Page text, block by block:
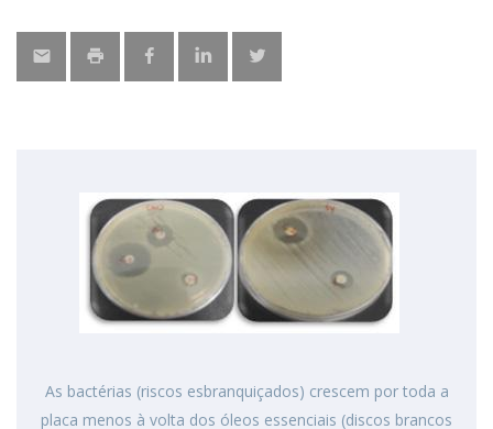
As bactérias (riscos esbranquiçados) crescem por toda a
placa menos à volta dos óleos essenciais (discos brancos